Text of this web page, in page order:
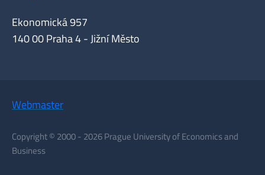
Ekonomická 957
140 00 Praha 4 - Jižní Město
Webmaster
Copyright © 2000 - 2026 Prague University of Economics and
Business